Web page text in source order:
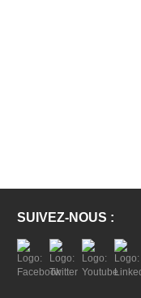
SUIVEZ-NOUS :